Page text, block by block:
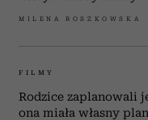
otrzymanymi od
MILENA ROSZKOWSKA
FILMY
Rodzice zaplanowali
ona miała własny